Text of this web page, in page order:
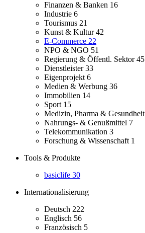
Finanzen & Banken 16
Industrie 6
Tourismus 21
Kunst & Kultur42
E-Commerce 22
NPO & NGO 51
Regierung & Öffentl. Sektor45
Dienstleister33
Eigenprojekt 6
Medien & Werbung 36
Immobilien 14
Sport 15
Medizin, Pharma & Gesundheit
Nahrungs- & Genußmittel 7
Telekommunikation 3
Forschung & Wissenschaft 1
Tools & Produkte
basiclife 30
Internationalisierung
Deutsch 222
Englisch 56
Französisch 5